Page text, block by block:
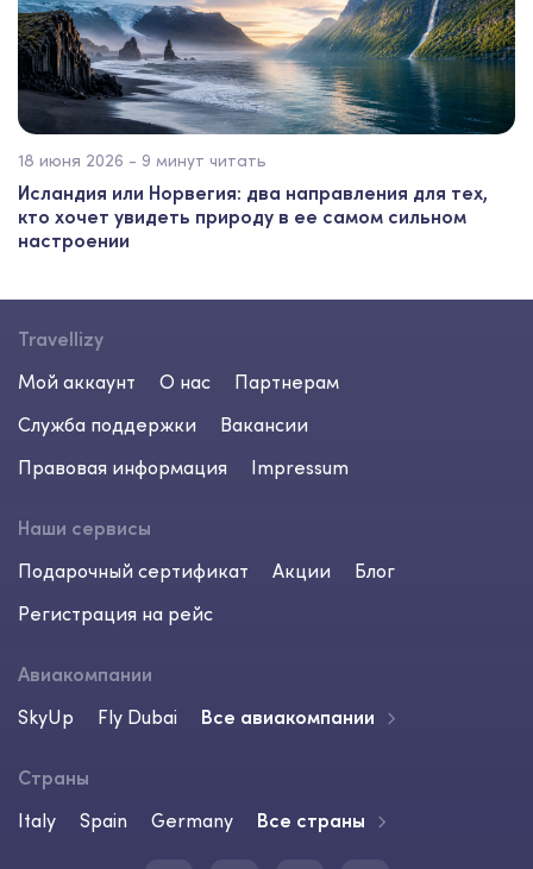
18 июня 2026 - 9 минут читать
Исландия или Норвегия: два направления для тех,
кто хочет увидеть природу в ее самом сильном
настроении
Travellizy
Мой аккаунт
О нас
Партнерам
Служба поддержки
Вакансии
Правовая информация
Impressum
Наши сервисы
Подарочный сертификат
Акции
Блог
Регистрация на рейс
Авиакомпании
SkyUp
Fly Dubai Все авиакомпании
Страны
Italy
Spain Germany Все страны